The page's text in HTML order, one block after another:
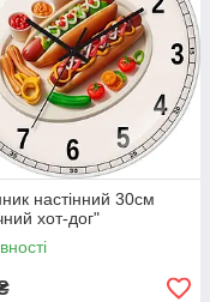
настінний 30см
хот-дог"